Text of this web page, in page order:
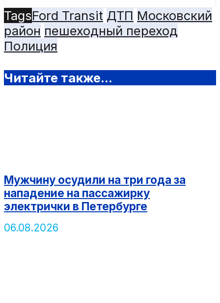
TagsFord Transit ДТП Московский
район пешеходный переход
Полиция
Читайте также...
Мужчину осудили на три года за
нападение на пассажирку
электрички в Петербурге
06.08.2026